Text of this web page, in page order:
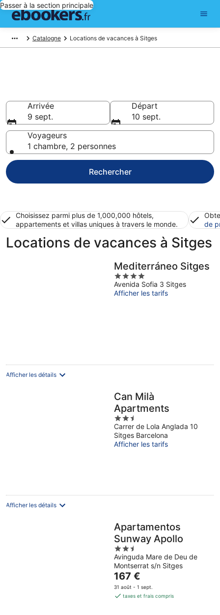
Passer à la section principale
Catalogne Locations de vacances à Sitges
Arrivée
9 sept.
Départ
10 sept.
Voyageurs
1 chambre, 2 personnes
Rechercher
Choisissez parmi plus de 1,000,000 hôtels,
appartements et villas uniques à travers le monde.
de
Locations de vacances à Sitges
Mediterráneo Sitges
4
out
of
Avenida Sofia 3 Sitges
Afficher les tarifs
Afficher les détails
Can Milà
Apartments
2.5
out
of
5
Carrer de Lola Anglada 10
Sitges Barcelona
Afficher les tarifs
Afficher les détails
Apartamentos
Sunway Apollo
2.5
out
of
5
Avinguda Mare de Deu de
Montserrat s/n Sitges
Le
prix
est
167 €
31 août - 1 sept.
taxes et frais compris